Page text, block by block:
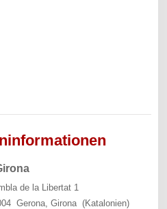
de la Libertat 1
Gerona, Girona (Katalonien)